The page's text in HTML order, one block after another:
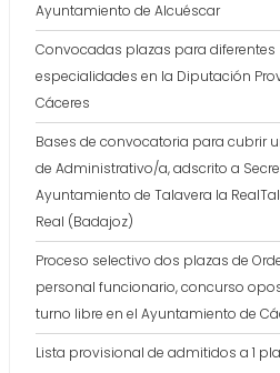
Ayuntamiento de Alcuéscar
Convocadas plazas para diferentes
especialidades en la Diputación
Cáceres
Bases de convocatoria para cubrir
de Administrativo/a, adscrito a
Ayuntamiento de Talavera la
Real (Badajoz)
Proceso selectivo dos plazas de
personal funcionario, concurso
turno libre en el Ayuntamiento de
Lista provisional de admitidos a 1